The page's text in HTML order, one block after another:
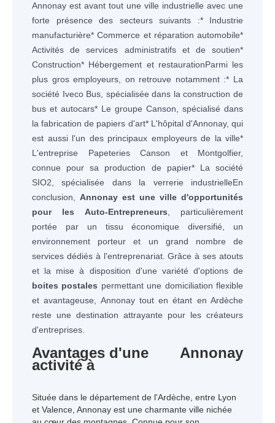
Annonay est avant tout une ville industrielle avec une
forte présence des secteurs suivants :* Industrie
manufacturière* Commerce et réparation automobile*
Activités de services administratifs et de soutien*
Construction* Hébergement et restaurationParmi les
plus gros employeurs, on retrouve notamment :* La
société Iveco Bus, spécialisée dans la construction de
bus et autocars* Le groupe Canson, spécialisé dans
la fabrication de papiers d'art* L'hôpital d'Annonay, qui
est aussi l'un des principaux employeurs de la ville*
L'entreprise Papeteries Canson et Montgolfier,
connue pour sa production de papier* La société
SIO2, spécialisée dans la verrerie industrielleEn
conclusion, Annonay est une ville d'opportunités
pour les Auto-Entrepreneurs , particulièrement
portée par un tissu économique diversifié, un
environnement porteur et un grand nombre de
services dédiés à l'entreprenariat. Grâce à ses atouts
et la mise à disposition d'une variété d'options de
boites postales permettant une domiciliation flexible
et avantageuse, Annonay tout en étant en Ardèche
reste une destination attrayante pour les créateurs
d'entreprises.
Avantages d'une
activité à
Annonay
Située dans le département de l'Ardèche, entre Lyon
et Valence, Annonay est une charmante ville nichée